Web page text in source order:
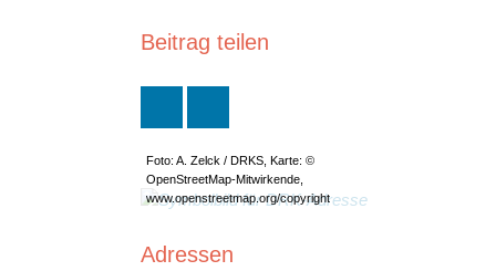
Beitrag teilen
Foto: A. Zelck / DRKS, Karte: ©
OpenStreetMap-Mitwirkende,
www.openstreetmap.org/copyright
Adressen